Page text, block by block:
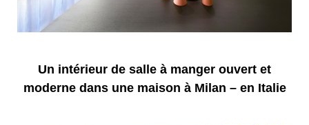
Un intérieur de salle à manger ouvert et
moderne dans une maison à Milan – en Italie